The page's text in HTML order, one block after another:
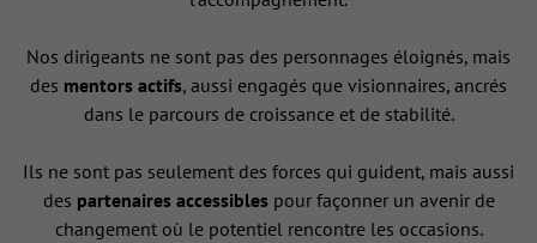
Nos dirigeants ne sont pas des personnages éloignés, mais
des mentors actifs, aussi engagés que visionnaires, ancrés
dans le parcours de croissance et de stabilité.
Ils ne sont pas seulement des forces qui guident, mais aussi
des partenaires accessiblespour façonner un avenir de
changement où le potentiel rencontre les occasions.